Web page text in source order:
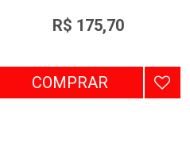
R$ 175,70
COMPRAR